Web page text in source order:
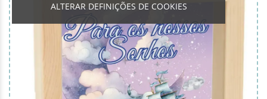
ALTERAR DEFINIÇÕES DE COOKIES